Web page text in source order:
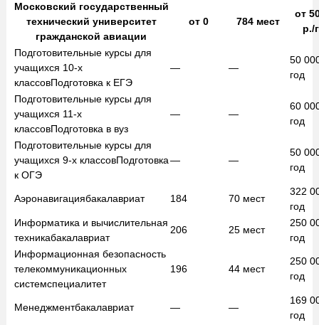
Московский государственный
технический университет
гражданской авиации
от0 784 мест
от
р./
Подготовительные курсы для
учащихся 10-х
классовПодготовка к ЕГЭ
— —
50
год
Подготовительные курсы для
учащихся 11-х
классовПодготовка в вуз
— —
60
год
Подготовительные курсы для
учащихся 9-х классовПодготовка
к ОГЭ
— —
50
год
Аэронавигациябакалавриат 184 70 мест
322
год
Информатика и вычислительная
техникабакалавриат
206 25 мест
250
год
Информационная безопасность
телекоммуникационных
системспециалитет
196 44 мест
250
год
Менеджментбакалавриат — —
169
год